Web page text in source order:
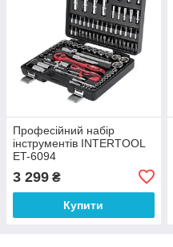
Професійний набір
інструментів INTERTOOL
ET-6094
3 299 ₴
Купити